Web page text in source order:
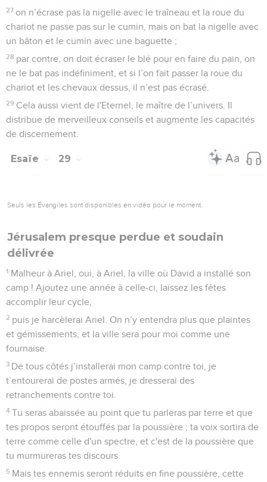
27 on n’écrase pas la nigelle avec le traîneau et la roue du
chariot ne passe pas sur le cumin, mais on bat la nigelle avec
un bâton et le cumin avec une baguette ;
28 par contre, on doit écraser le blé pour en faire du pain, on
ne le bat pas indéfiniment, et si l’on fait passer la roue du
chariot et les chevaux dessus, il n’est pas écrasé.
29 Cela aussi vient de l'Eternel, le maître de l’univers. Il
distribue de merveilleux conseils et augmente les capacités
de discernement.
Esaïe 29
Seuls les Évangiles sont disponibles en vidéo pour le moment.
Jérusalem presque perdue et soudain
délivrée
1 Malheur à Ariel, oui, à Ariel, la ville où David a installé son
camp ! Ajoutez une année à celle-ci, laissez les fêtes
accomplir leur cycle,
2 puis je harcèlerai Ariel. On n’y entendra plus que plaintes
et gémissements, et la ville sera pour moi comme une
fournaise.
3 De tous côtés j’installerai mon camp contre toi, je
t’entourerai de postes armés, je dresserai des
retranchements contre toi.
4 Tu seras abaissée au point que tu parleras par terre et que
tes propos seront étouffés par la poussière ; ta voix sortira de
terre comme celle d'un spectre, et c'est de la poussière que
tu murmureras tes discours.
5 Mais tes ennemis seront réduits en fine poussière, cette